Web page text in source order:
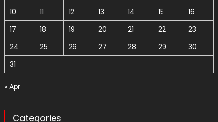
10
11 12 13 14 15
16
17
18 19 20 21 22
23
24
25 26 27 28 29
30
31
« Apr
Categories